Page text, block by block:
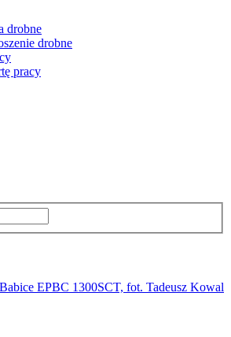
drobne
drobne
pracy